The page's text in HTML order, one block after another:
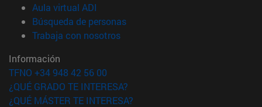
Aula virtual ADI
Búsqueda de personas(abre en nueva ventana)
Trabaja con nosotros(abre en nueva ventana)
Información
TFNO +34 948 42 56 00
¿QUÉ GRADO TE INTERESA?
¿QUÉ MÁSTER TE INTERESA?